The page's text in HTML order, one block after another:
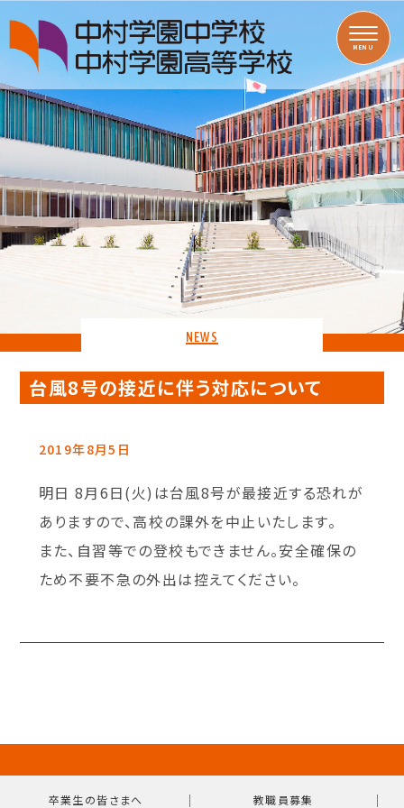
MENU
NEWS
台風8号の接近に伴う対応について
2019年8月5日
明日 8月6日(火)は台風8号が最接近する恐れが
ありますので、高校の課外を中止いたします。
また、自習等での登校もできません。安全確保の
ため不要不急の外出は控えてください。
卒業生の皆さまへ ｜ 教職員募集 ｜